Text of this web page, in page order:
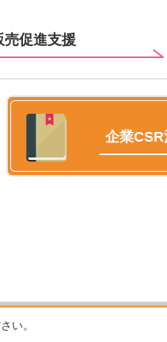
売促進支援
企業
い。